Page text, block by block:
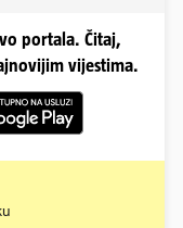
portala. Čitaj,
vijestima.